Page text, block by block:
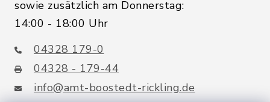
sowie zusätzlich am Donnerstag:
14:00 - 18:00 Uhr
04328 179-0
04328 - 179-44
info@amt-boostedt-rickling.de